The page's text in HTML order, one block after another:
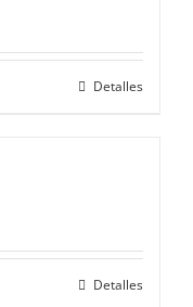
Detalles
Detalles